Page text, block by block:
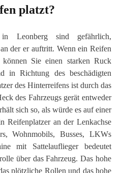
platzt?
in Leonberg sind gefährlich,
der er auftritt. Wenn ein Reifen
Sie einen starken Ruck
in Richtung des beschädigten
des Hinterreifens ist durch das
des Fahrzeugs gerät entweder
sich so, als würde es auf einer
Reifenplatzer an der Lenkachse
Wohnmobils, Busses, LKWs
mit Sattelauflieger bedeutet
über das Fahrzeug. Das hohe
plötzliche Rollen und das hohe